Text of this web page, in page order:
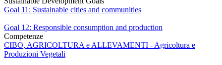
Goal 11: Sustainable cities and communities
Goal 12: Responsible consumption and production
Competenze
CIBO, AGRICOLTURA e ALLEVAMENTI - Agricoltura e
Produzioni Vegetali